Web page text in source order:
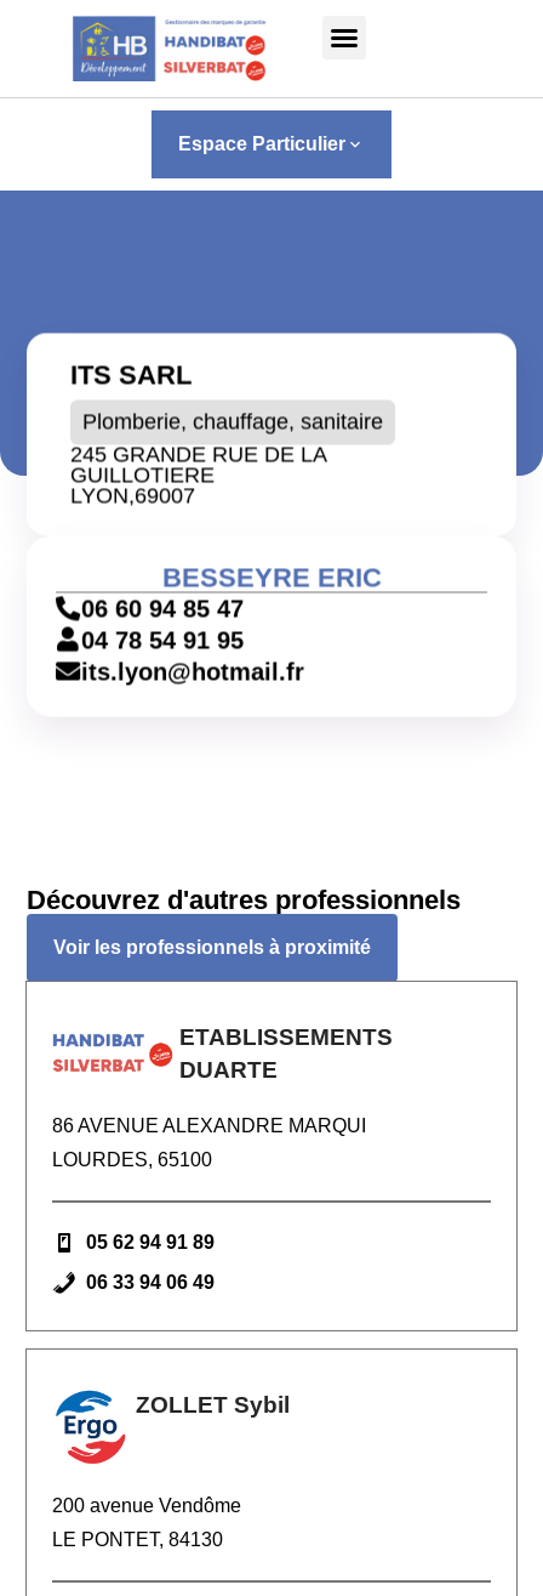
Panneau de gestion des cookies
Espace Particulier keyboard_arrow_down
ITS SARL
Plomberie, chauffage, sanitaire
245 GRANDE RUE DE LA
GUILLOTIERE
LYON,69007
BESSEYRE ERIC
06 60 94 85 47
04 78 54 91 95
its.lyon@hotmail.fr
Découvrez d'autres professionnels
Voir les professionnels à proximité
ETABLISSEMENTS
DUARTE
86 AVENUE ALEXANDRE MARQUI
LOURDES, 65100
05 62 94 91 89
06 33 94 06 49
ZOLLET Sybil
200 avenue Vendôme
LE PONTET, 84130